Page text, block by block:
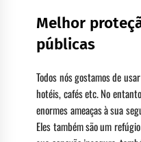
Melhor
públicas
Todos nós gostamos de
hotéis, cafés etc. No
enormes ameaças à sua
Eles também são um